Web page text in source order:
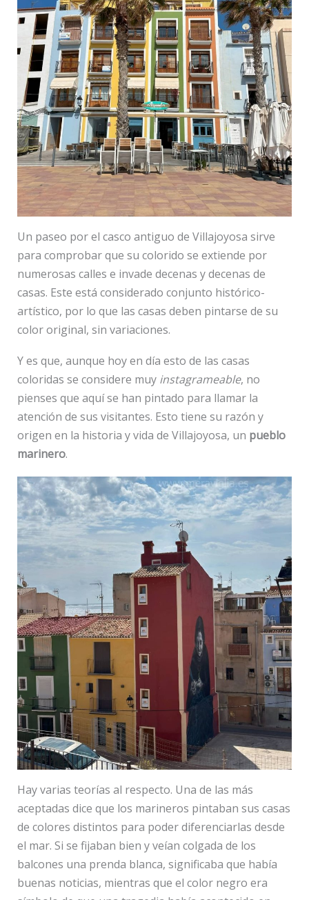
Un paseo por el casco antiguo de Villajoyosa sirve
para comprobar que su colorido se extiende por
numerosas calles e invade decenas y decenas de
casas. Este está considerado conjunto histórico-
artístico, por lo que las casas deben pintarse de su
color original, sin variaciones.
Y es que, aunque hoy en día esto de las casas
coloridas se considere muy instagrameable, no
pienses que aquí se han pintado para llamar la
atención de sus visitantes. Esto tiene su razón y
origen en la historia y vida de Villajoyosa, un pueblo
marinero.
Hay varias teorías al respecto. Una de las más
aceptadas dice que los marineros pintaban sus casas
de colores distintos para poder diferenciarlas desde
el mar. Si se fijaban bien y veían colgada de los
balcones una prenda blanca, significaba que había
buenas noticias, mientras que el color negro era